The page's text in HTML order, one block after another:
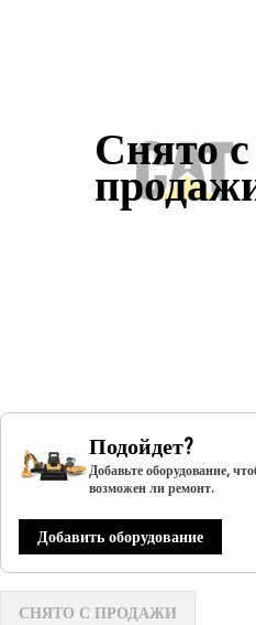
Снято с
Подойдет?
Добавьте оборудование,
возможен ли ремонт.
Добавить оборудование
СНЯТО С ПРОДАЖИ